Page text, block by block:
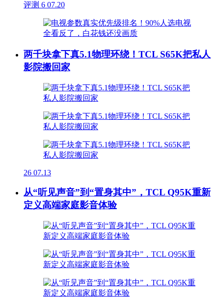
评测 6 07.20
两千块拿下真5.1物理环绕！TCL S65K把私人
影院搬回家
26 07.13
从“听见声音”到“置身其中”，TCL Q95K重新
定义高端家庭影音体验